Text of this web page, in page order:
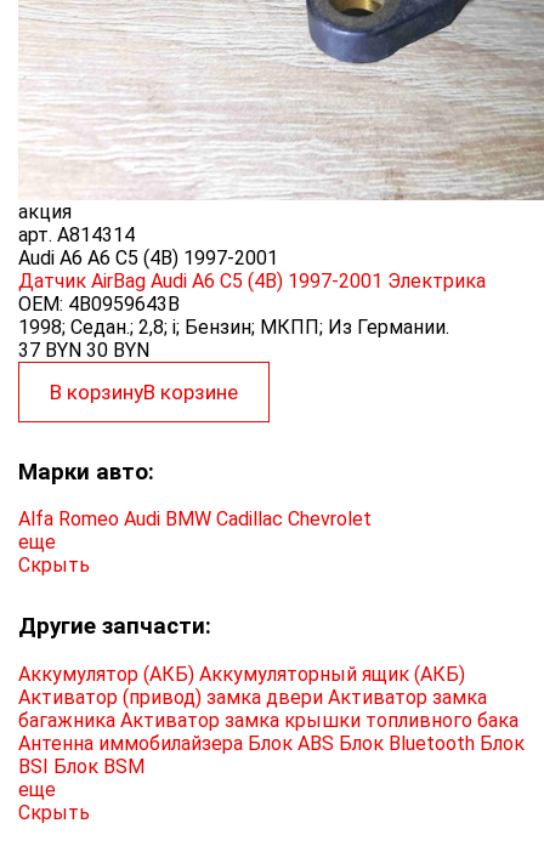
акция
арт. A814314
Audi A6 A6 C5 (4B) 1997-2001
Датчик AirBag Audi A6 C5 (4B) 1997-2001 Электрика
OEM: 4B0959643B
1998; Седан.; 2,8; i; Бензин; МКПП; Из Германии.
37 BYN 30 BYN
В корзинуВ корзине
Марки авто:
Alfa Romeo Audi BMW Cadillac Chevrolet
еще
Скрыть
Другие запчасти:
Аккумулятор (АКБ) Аккумуляторный ящик (АКБ)
Активатор (привод) замка двери Активатор замка
багажника Активатор замка крышки топливного бака
Антенна иммобилайзера Блок ABS Блок Bluetooth Блок
BSI Блок BSM
еще
Скрыть